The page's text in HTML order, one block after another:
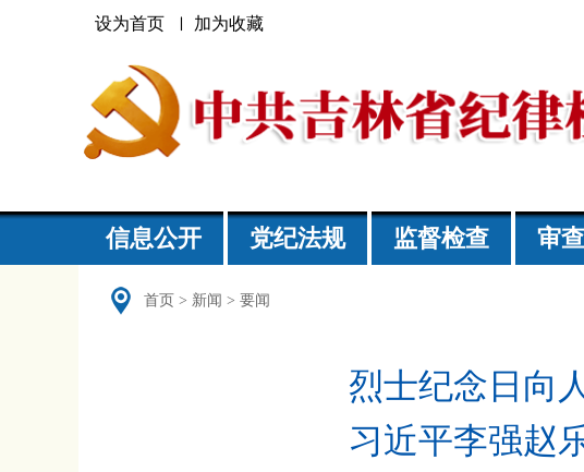
设为首页 加为收藏
信息公开 党纪法规 监督检查 审
首页 > 新闻 >要闻
烈士纪念日向
习近平李强赵